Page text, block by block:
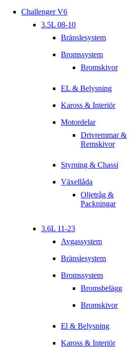
Challenger V6
3.5L 08-10
Bränslesystem
Bromssystem
Bromskivor
EL & Belysning
Kaross & Interiör
Motordelar
Drivremmar &
Remskivor
Styrning & Chassi
Växellåda
Oljetråg &
Packningar
3.6L 11-23
Avgassystem
Bränslesystem
Bromssystem
Bromsbelägg
Bromskivor
El & Belysning
Kaross & Interiör